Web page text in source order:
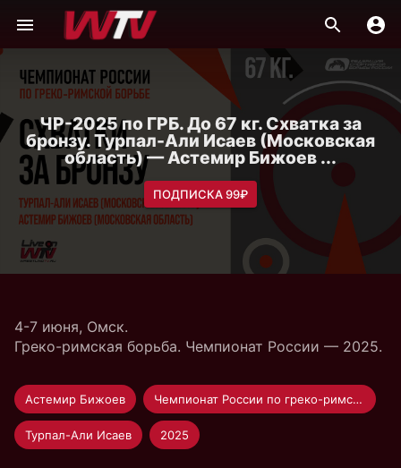
ЧР-2025 по ГРБ. До 67 кг. Схватка за
бронзу. Турпал-Али Исаев (Московская
область) — Астемир Бижоев ...
ПОДПИСКА 99₽
4-7 июня, Омск.
Греко-римская борьба. Чемпионат России — 2025.
Астемир Бижоев Чемпионат России по греко-римской борьбе
Турпал-Али Исаев 2025